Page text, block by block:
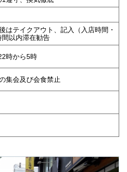
はテイクアウト、記入（入店時間・
以内滞在勧告
時から5時
集会及び会食禁止